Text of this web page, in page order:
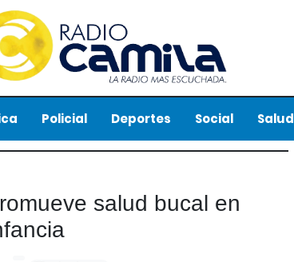
Policial Deportes Social Salud
salud bucal en